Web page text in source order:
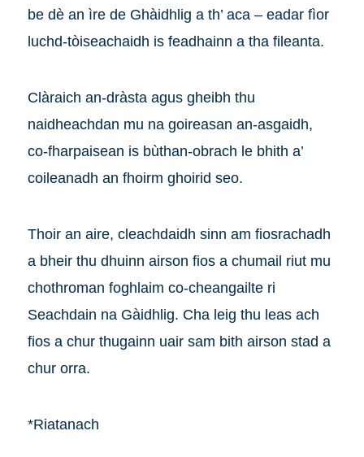
be dè an ìre de Ghàidhlig a th’ aca – eadar fìor
luchd-tòiseachaidh is feadhainn a tha fileanta.
Clàraich an-dràsta agus gheibh thu
naidheachdan mu na goireasan an-asgaidh,
co-fharpaisean is bùthan-obrach le bhith a’
coileanadh an fhoirm ghoirid seo.
Thoir an aire, cleachdaidh sinn am fiosrachadh
a bheir thu dhuinn airson fios a chumail riut mu
chothroman foghlaim co-cheangailte ri
Seachdain na Gàidhlig. Cha leig thu leas ach
fios a chur thugainn uair sam bith airson stad a
chur orra.
*Riatanach